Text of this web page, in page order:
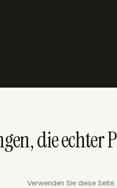
die echter
Verwenden Sie diese